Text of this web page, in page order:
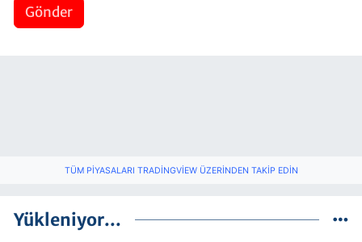
Gönder
TÜM PIYASALARI TRADINGVIEW ÜZERINDEN TAKIP EDIN
Yükleniyor...